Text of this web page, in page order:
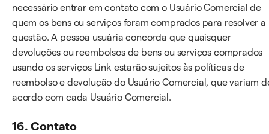
necessário entrar em contato com o Usuário Comercial de
quem os bens ou serviços foram comprados para resolver a
questão. A pessoa usuária concorda que quaisquer
devoluções ou reembolsos de bens ou serviços comprados
usando os serviços Link estarão sujeitos às políticas de
reembolso e devolução do Usuário Comercial, que variam
acordo com cada Usuário Comercial.
16. Contato